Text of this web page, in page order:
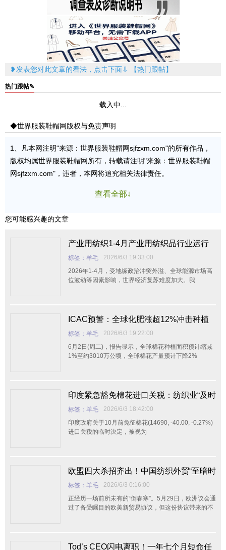
❥发表您对此文章的看法，点击下面⇩ 【热门跟帖】
热门跟帖✎
载入中...
◆世界服装鞋帽网版权与免责声明
1、凡本网注明"来源：世界服装鞋帽网sjfzxm.com"的所有作品，
版权均属世界服装鞋帽网所有，转载请注明"来源：世界服装鞋帽
网sjfzxm.com"，违者，本网将追究相关法律责任。
查看全部↓
您可能感兴趣的文章
产业用纺织1-4月产业用纺织品行业运行
简况
标签：羊毛
2026/6/3 19:33:00
2026年1-4月，受地缘政治冲突外溢、全球能源市场高
位波动等因素影响，世界经济复苏难度加大。我
ICAC预警：全球化肥涨超12%冲击种植
收益！2026/27年度棉花产量预计再降2%
标签：羊毛
2026/6/3 19:22:00
6月2日(周二)，报告显示，全球棉花种植面积预计缩减
1%至约3010万公顷，全球棉花产量预计下降2%
印度紧急豁免棉花进口关税：纺织业“及时
雨”背后暗藏农民隐忧，全球供应链再掀波
澜
标签：羊毛
2026/6/3 18:42:00
印度政府关于10月前免征棉花(14690, -40.00, -0.27%)
进口关税的临时决定，被视为
欧盟四大杀招齐出！中国纺织外贸“至暗时
刻”下的破局与突围
标签：羊毛
2026/6/3 0:16:00
正经历一场前所未有的“倒春寒”。5月29日，欧洲议会通
过了备受瞩目的欧美新贸易协议，但这份协议带来的不
Tod’s CEO闪电离职！一年七个月短命任